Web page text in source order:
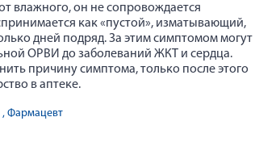
влажного, он не сопровождается
как «пустой», изматывающий,
дней подряд. За этим симптомом могут
ОРВИ до заболеваний ЖКТ и сердца.
причину симптома, только после этого
в аптеке.
, Фармацевт